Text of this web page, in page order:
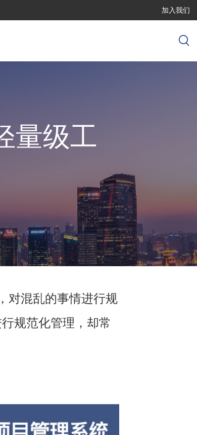
加入我们
量级工
对混乱的事情进行规
规范化管理，却常